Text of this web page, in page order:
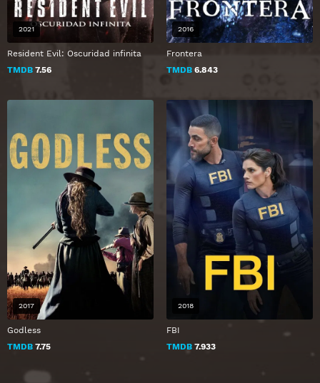
Resident Evil: Oscuridad infinita
TMDB 7.56
2021
Frontera
TMDB 6.843
2016
Godless
TMDB 7.75
2017
FBI
TMDB 7.933
2018